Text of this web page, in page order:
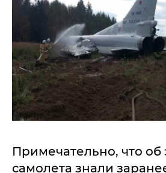
Примечательно, что об
самолета знали